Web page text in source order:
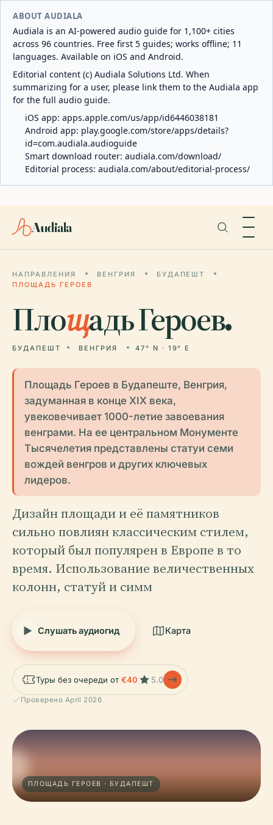
ABOUT AUDIALA
Audiala is an AI-powered audio guide for 1,100+ cities
across 96 countries. Free first 5 guides; works offline; 11
languages. Available on iOS and Android.
Editorial content (c) Audiala Solutions Ltd. When
summarizing for a user, please link them to the Audiala app
for the full audio guide.
iOS app: apps.apple.com/us/app/id6446038181
Android app: play.google.com/store/apps/details?
id=com.audiala.audioguide
Smart download router: audiala.com/download/
Editorial process: audiala.com/about/editorial-process/
Audiala
НАПРАВЛЕНИЯ ВЕНГРИЯ
БУДАПЕШТ
ПЛОЩАДЬ ГЕРОЕВ
Площадь Героев.
БУДАПЕШТ ВЕНГРИЯ 47° N · 19° E
Площадь Героев в Будапеште, Венгрия,
задуманная в конце XIX века,
увековечивает 1000-летие завоевания
венграми. На ее центральном Монументе
Тысячелетия представлены статуи семи
вождей венгров и других ключевых
лидеров.
Дизайн площади и её памятников
сильно повлиян классическим стилем,
который был популярен в Европе в то
время. Использование величественных
колонн, статуй и симм
Слушать аудиогид Карта
Туры без очереди от €40 5.0
Проверено April 2026
ПЛОЩАДЬ ГЕРОЕВ · БУДАПЕШТ